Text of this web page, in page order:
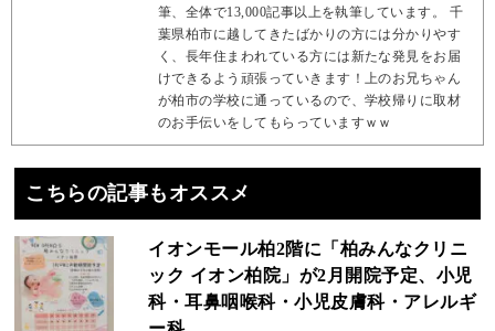
筆、全体で13,000記事以上を執筆しています。 千
葉県柏市に越してきたばかりの方には分かりやす
く、長年住まわれている方には新たな発見をお届
けできるよう頑張っていきます！上のお兄ちゃん
が柏市の学校に通っているので、学校帰りに取材
のお手伝いをしてもらっていますｗｗ
こちらの記事もオススメ
イオンモール柏2階に「柏みんなクリニ
ック イオン柏院」が2月開院予定、小児
科・耳鼻咽喉科・小児皮膚科・アレルギ